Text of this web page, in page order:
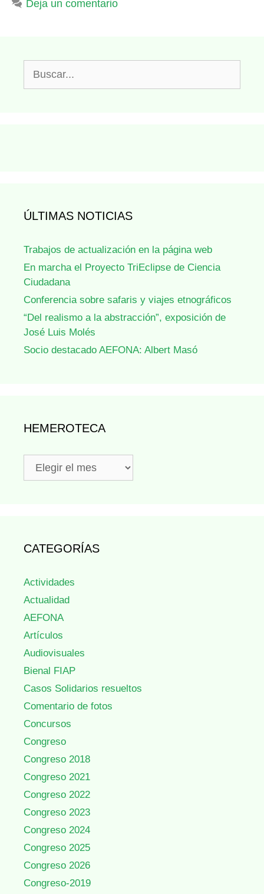
Deja un comentario
ÚLTIMAS NOTICIAS
Trabajos de actualización en la página web
En marcha el Proyecto TriEclipse de Ciencia
Ciudadana
Conferencia sobre safaris y viajes etnográficos
“Del realismo a la abstracción”, exposición de
José Luis Molés
Socio destacado AEFONA: Albert Masó
HEMEROTECA
Hemeroteca
CATEGORÍAS
Actividades
Actualidad
AEFONA
Artículos
Audiovisuales
Bienal FIAP
Casos Solidarios resueltos
Comentario de fotos
Concursos
Congreso
Congreso 2018
Congreso 2021
Congreso 2022
Congreso 2023
Congreso 2024
Congreso 2025
Congreso 2026
Congreso-2019